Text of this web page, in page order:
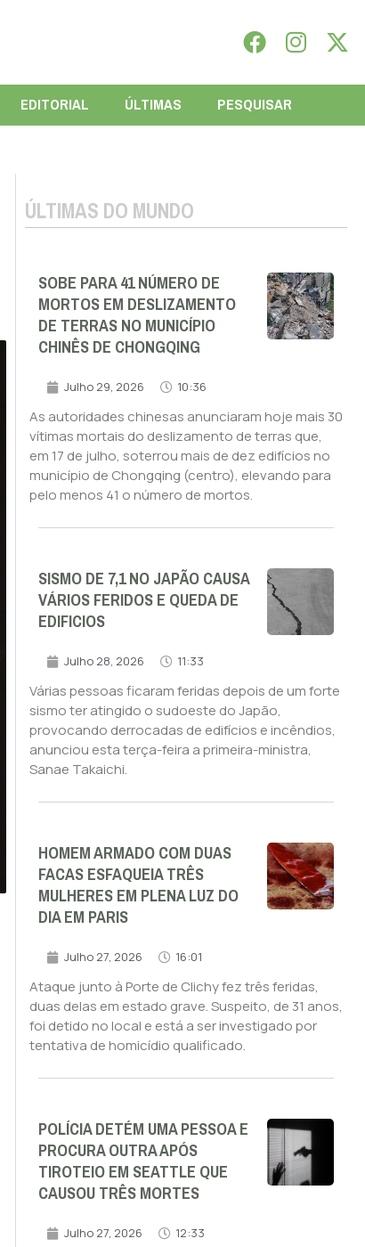
EDITORIAL ÚLTIMAS PESQUISAR
ÚLTIMAS DO MUNDO
SOBE PARA 41 NÚMERO DE
MORTOS EM DESLIZAMENTO
DE TERRAS NO MUNICÍPIO
CHINÊS DE CHONGQING
Julho 29, 2026 10:36
As autoridades chinesas anunciaram hoje mais 30
vítimas mortais do deslizamento de terras que,
em 17 de julho, soterrou mais de dez edifícios no
município de Chongqing (centro), elevando para
pelo menos 41 o número de mortos.
SISMO DE 7,1 NO JAPÃO CAUSA
VÁRIOS FERIDOS E QUEDA DE
EDIFICIOS
Julho 28, 2026 11:33
Várias pessoas ficaram feridas depois de um forte
sismo ter atingido o sudoeste do Japão,
provocando derrocadas de edifícios e incêndios,
anunciou esta terça-feira a primeira-ministra,
Sanae Takaichi.
HOMEM ARMADO COM DUAS
FACAS ESFAQUEIA TRÊS
MULHERES EM PLENA LUZ DO
DIA EM PARIS
Julho 27, 2026 16:01
Ataque junto à Porte de Clichy fez três feridas,
duas delas em estado grave. Suspeito, de 31 anos,
foi detido no local e está a ser investigado por
tentativa de homicídio qualificado.
POLÍCIA DETÉM UMA PESSOA E
PROCURA OUTRA APÓS
TIROTEIO EM SEATTLE QUE
CAUSOU TRÊS MORTES
Julho 27, 2026 12:33